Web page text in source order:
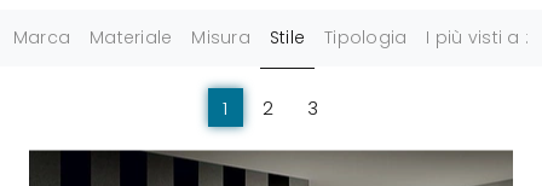
Marca Materiale Misura Stile Tipologia I più visti a :
1 2 3